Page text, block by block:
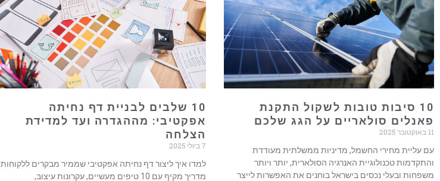
10 סיבות טובות לשקול התקנת
פאנלים סולאריים על הגג שלכם
11 באוקטובר 2025
עם עליית מחירי החשמל, מדיניות ממשלתית מעודדת
והתקדמות טכנולוגיית האנרגיה הסולארית, יותר ויותר
משפחות ובעלי נכסים בישראל בוחנים את האפשרות לייצר
10 שלבים לבניית דף נחיתה
אפקטיבי: מההגדרה ועד למדידת
הצלחה
7 ביולי 2025
למדו איך ליצור דף נחיתה אפקטיבי שממיר מבקרים ללקוחות.
מדריך מקיף עם 10 טיפים מעשיים, עקרונות עיצוב,